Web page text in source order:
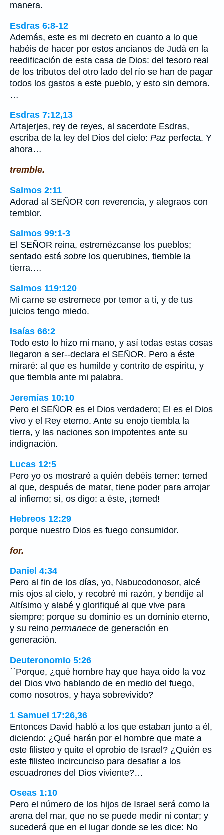
manera.
Esdras 6:8-12
Además, este es mi decreto en cuanto a lo que
habéis de hacer por estos ancianos de Judá en la
reedificación de esta casa de Dios: del tesoro real
de los tributos del otro lado del río se han de pagar
todos los gastos a este pueblo, y esto sin demora.
…
Esdras 7:12,13
Artajerjes, rey de reyes, al sacerdote Esdras,
escriba de la ley del Dios del cielo: Paz perfecta. Y
ahora…
tremble.
Salmos 2:11
Adorad al SEÑOR con reverencia, y alegraos con
temblor.
Salmos 99:1-3
El SEÑOR reina, estremézcanse los pueblos;
sentado está sobre los querubines, tiemble la
tierra.…
Salmos 119:120
Mi carne se estremece por temor a ti, y de tus
juicios tengo miedo.
Isaías 66:2
Todo esto lo hizo mi mano, y así todas estas cosas
llegaron a ser--declara el SEÑOR. Pero a éste
miraré: al que es humilde y contrito de espíritu, y
que tiembla ante mi palabra.
Jeremías 10:10
Pero el SEÑOR es el Dios verdadero; El es el Dios
vivo y el Rey eterno. Ante su enojo tiembla la
tierra, y las naciones son impotentes ante su
indignación.
Lucas 12:5
Pero yo os mostraré a quién debéis temer: temed
al que, después de matar, tiene poder para arrojar
al infierno; sí, os digo: a éste, ¡temed!
Hebreos 12:29
porque nuestro Dios es fuego consumidor.
for.
Daniel 4:34
Pero al fin de los días, yo, Nabucodonosor, alcé
mis ojos al cielo, y recobré mi razón, y bendije al
Altísimo y alabé y glorifiqué al que vive para
siempre; porque su dominio es un dominio eterno,
y su reino permanece de generación en
generación.
Deuteronomio 5:26
``Porque, ¿qué hombre hay que haya oído la voz
del Dios vivo hablando de en medio del fuego,
como nosotros, y haya sobrevivido?
1 Samuel 17:26,36
Entonces David habló a los que estaban junto a él,
diciendo: ¿Qué harán por el hombre que mate a
este filisteo y quite el oprobio de Israel? ¿Quién es
este filisteo incircunciso para desafiar a los
escuadrones del Dios viviente?…
Oseas 1:10
Pero el número de los hijos de Israel será como la
arena del mar, que no se puede medir ni contar; y
sucederá que en el lugar donde se les dice: No